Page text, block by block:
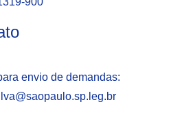
envio de demandas:
r